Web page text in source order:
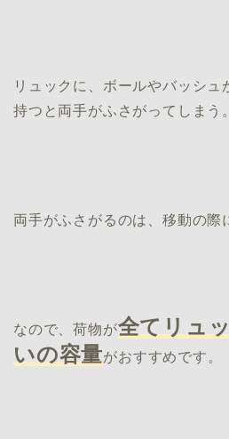
リュックに、ボールやバッシュ
持つと両手がふさがってしまう。
両手がふさがるのは、移動の際
なので、荷物が全てリュ
いの容量がおすすめです。